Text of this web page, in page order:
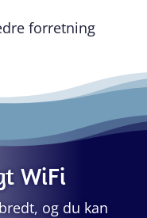
forretning
WiFi
og du kan